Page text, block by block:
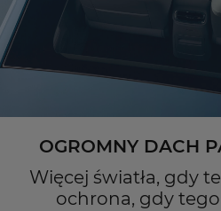
OGROMNY DACH
Więcej światła, gdy
ochrona, gdy